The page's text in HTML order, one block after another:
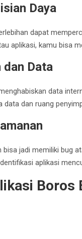
Daya
dapat
aplikasi, kamu bisa
dan Data
data
dan ruang
jadi memiliki bug
aplikasi
Boros